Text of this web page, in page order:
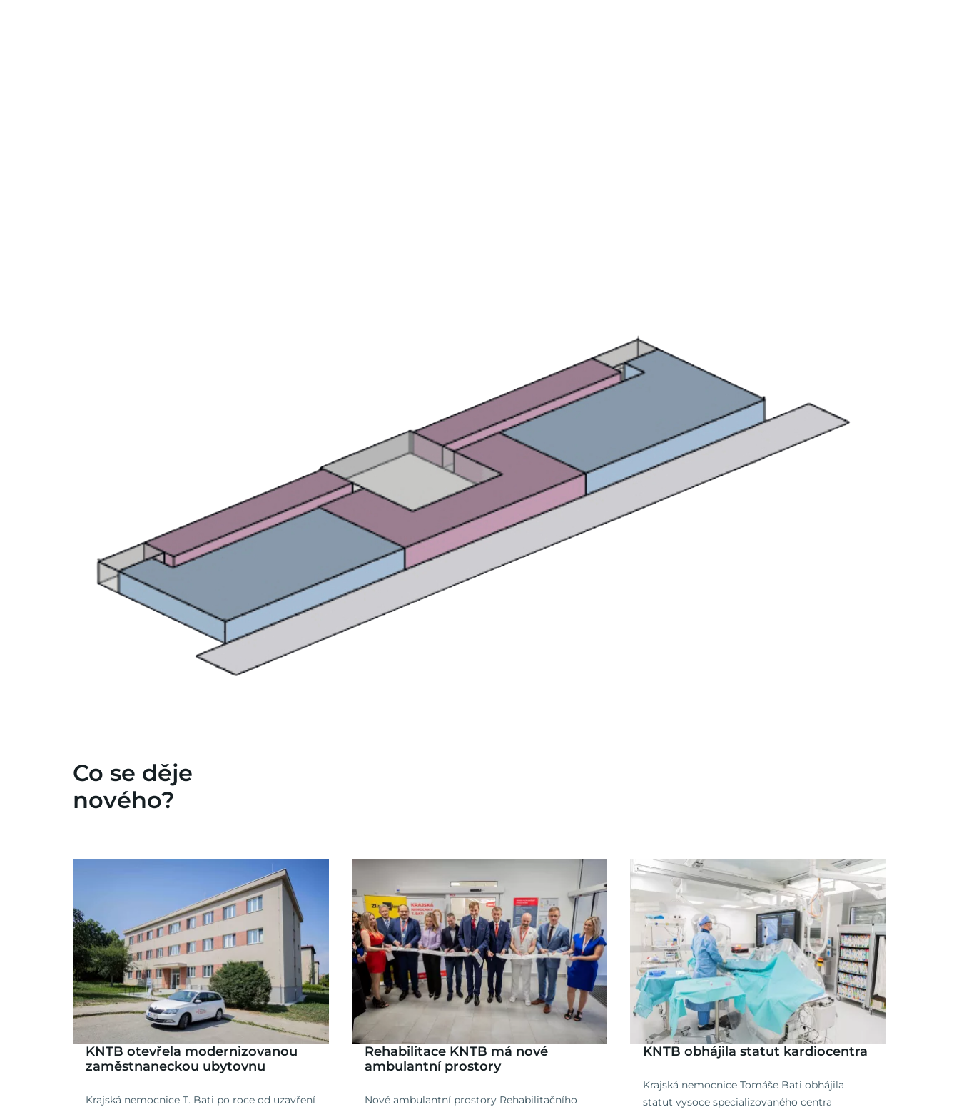
Co se děje
nového?
KNTB otevřela modernizovanou
zaměstnaneckou ubytovnu
Krajská nemocnice T. Bati po roce od uzavření
Rehabilitace KNTB má nové
ambulantní prostory
Nové ambulantní prostory Rehabilitačního
KNTB obhájila statut kardiocentra
Krajská nemocnice Tomáše Bati obhájila
statut vysoce specializovaného centra